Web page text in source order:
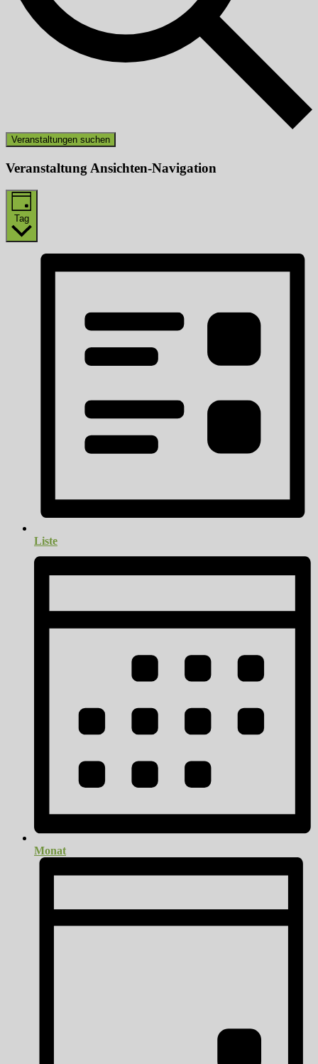
Veranstaltungen suchen
Veranstaltung Ansichten-Navigation
Tag
Liste
Monat